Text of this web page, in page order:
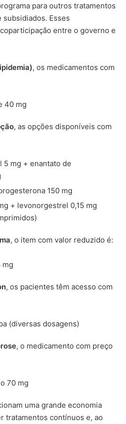
para outros tratamentos
Esses
entre o governo e
, os medicamentos com
40 mg
, as opções disponíveis com
5 mg + enantato de
150 mg
+ levonorgestrel 0,15 mg
, o item com valor reduzido é:
mg
, os pacientes têm acesso com
(diversas dosagens)
, o medicamento com preço
70 mg
uma grande economia
tratamentos contínuos e, ao